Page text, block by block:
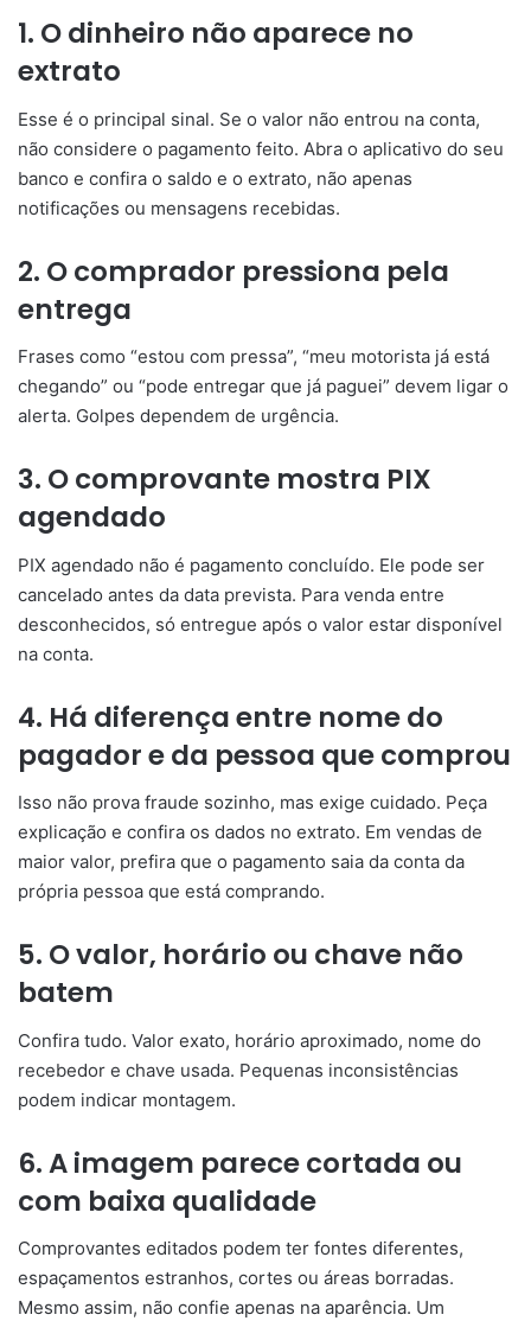
1. O dinheiro não aparece no
extrato
Esse é o principal sinal. Se o valor não entrou na conta,
não considere o pagamento feito. Abra o aplicativo do seu
banco e confira o saldo e o extrato, não apenas
notificações ou mensagens recebidas.
2. O comprador pressiona pela
entrega
Frases como “estou com pressa”, “meu motorista já está
chegando” ou “pode entregar que já paguei” devem ligar o
alerta. Golpes dependem de urgência.
3. O comprovante mostra PIX
agendado
PIX agendado não é pagamento concluído. Ele pode ser
cancelado antes da data prevista. Para venda entre
desconhecidos, só entregue após o valor estar disponível
na conta.
4. Há diferença entre nome do
pagador e da pessoa que comprou
Isso não prova fraude sozinho, mas exige cuidado. Peça
explicação e confira os dados no extrato. Em vendas de
maior valor, prefira que o pagamento saia da conta da
própria pessoa que está comprando.
5. O valor, horário ou chave não
batem
Confira tudo. Valor exato, horário aproximado, nome do
recebedor e chave usada. Pequenas inconsistências
podem indicar montagem.
6. A imagem parece cortada ou
com baixa qualidade
Comprovantes editados podem ter fontes diferentes,
espaçamentos estranhos, cortes ou áreas borradas.
Mesmo assim, não confie apenas na aparência. Um